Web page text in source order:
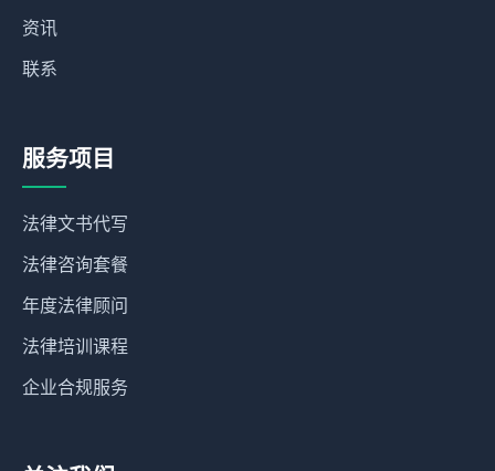
资讯
联系
服务项目
法律文书代写
法律咨询套餐
年度法律顾问
法律培训课程
企业合规服务